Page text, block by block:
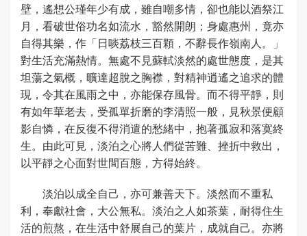
壁，遙想公瑾年少有成，雖自嘲多情，卻也能以酒祭江
月，看破世俗功名如流水，豁然開朗；身處惠州，竟亦
自得其樂，作「日啖荔枝三百顆，不辭長作嶺南人。」
對生活充滿熱情。無處不見蘇軾淡然的處世態度，是其
坦蕩之氣概，曠達超脫之胸襟，對精神逍遙之追求的體
現，令其在風雨之中，亦能保存風骨。而不得平靜，則
有如年華老去，受孤單折磨的李清照一般，見秋景便顧
影自憐，在反復不得消遣的愁緒中，抱著孤寂和落寞終
生。由此可見，淡泊之心將人們從苦難、挫折中救出，
以平靜之心面對世間百態，方得始終。
淡泊以成全自己，亦可兼善天下。淡然而不重私
利，奉獻社會，大公無私。淡泊之人如茶葉，耐得住生
活的煎熬，在生活中舒展自己的葉片，成就自己。亦將